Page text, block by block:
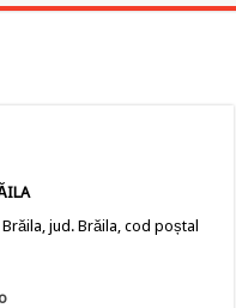
jud. Brăila, cod poștal